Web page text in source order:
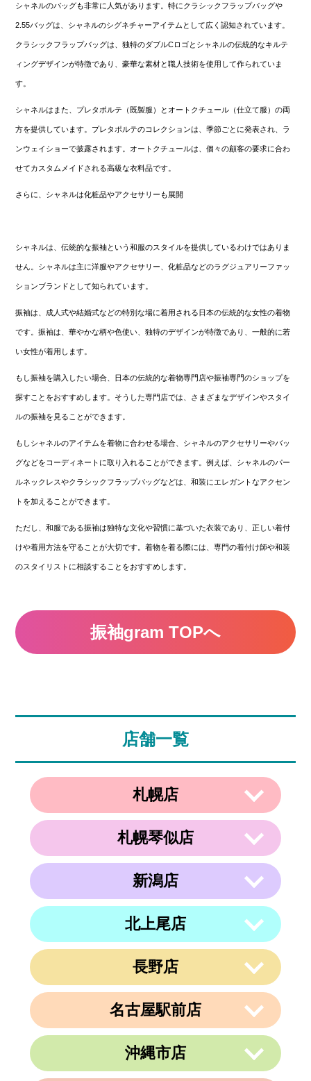
シャネルのバッグも非常に人気があります。特にクラシックフラップバッグや
2.55バッグは、シャネルのシグネチャーアイテムとして広く認知されています。
クラシックフラップバッグは、独特のダブルCロゴとシャネルの伝統的なキルテ
ィングデザインが特徴であり、豪華な素材と職人技術を使用して作られていま
す。
シャネルはまた、プレタポルテ（既製服）とオートクチュール（仕立て服）の両
方を提供しています。プレタポルテのコレクションは、季節ごとに発表され、ラ
ンウェイショーで披露されます。オートクチュールは、個々の顧客の要求に合わ
せてカスタムメイドされる高級な衣料品です。
さらに、シャネルは化粧品やアクセサリーも展開
シャネルは、伝統的な振袖という和服のスタイルを提供しているわけではありま
せん。シャネルは主に洋服やアクセサリー、化粧品などのラグジュアリーファッ
ションブランドとして知られています。
振袖は、成人式や結婚式などの特別な場に着用される日本の伝統的な女性の着物
です。振袖は、華やかな柄や色使い、独特のデザインが特徴であり、一般的に若
い女性が着用します。
もし振袖を購入したい場合、日本の伝統的な着物専門店や振袖専門のショップを
探すことをおすすめします。そうした専門店では、さまざまなデザインやスタイ
ルの振袖を見ることができます。
もしシャネルのアイテムを着物に合わせる場合、シャネルのアクセサリーやバッ
グなどをコーディネートに取り入れることができます。例えば、シャネルのパー
ルネックレスやクラシックフラップバッグなどは、和装にエレガントなアクセン
トを加えることができます。
ただし、和服である振袖は独特な文化や習慣に基づいた衣装であり、正しい着付
けや着用方法を守ることが大切です。着物を着る際には、専門の着付け師や和装
のスタイリストに相談することをおすすめします。
振袖gram TOPへ
店舗一覧
札幌店
〒003-0002
北海道札幌市白石区東札幌２条２丁目４
午前10時～午後19時
札幌琴似店
〒063-0811
北海道札幌市西区琴似１条５丁目４−１
午前10時～午後19時
新潟店
〒950-0962
025-288-5593
営業時間 午前9時～午後6時
不定休
北上尾店
〒362-0015
埼玉県上尾市緑丘3-3-11-2 PAPA上尾シ
午前10時～午後19時
長野店
〒380-0823
長野県長野市南千歳1-10-5 第一荒井ビ
026-217-6162
名古屋駅前店
〒450-0002
愛知県名古屋市中村区名駅3丁目9番14
沖縄市店